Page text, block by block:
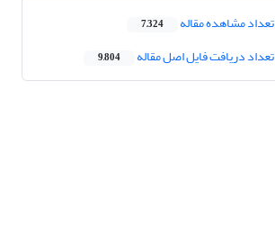
تعداد مشاهده مقاله 7,324
تعداد دریافت فایل اصل مقاله 9,804